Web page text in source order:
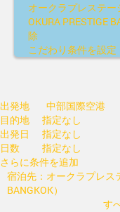
オークラプレステー
OKURA PRESTIGE
除
こだわり条件を設定
出発地
中部国際空港
目的地
指定なし
出発日
指定なし
日数
指定なし
さらに条件を追加
宿泊先：オークラプレス
BANGKOK）
す